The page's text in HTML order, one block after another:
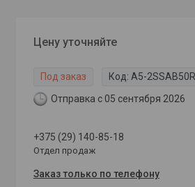
Цену уточняйте
Под заказ Код: A5-
Отправка с 05 сентября 2026
+375 (29) 140-85-18
Отдел продаж
Заказ только по телефону